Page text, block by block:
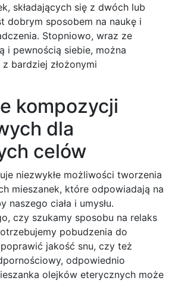
składających się z dwóch lub
dobrym sposobem na naukę i
Stopniowo, wraz ze
i pewnością siebie, można
bardziej złożonymi
kompozycji
dla
celów
niezwykłe możliwości tworzenia
mieszanek, które odpowiadają na
naszego ciała i umysłu.
czy szukamy sposobu na relaks
pobudzenia do
jakość snu, czy też
odpowiednio
olejków eterycznych może